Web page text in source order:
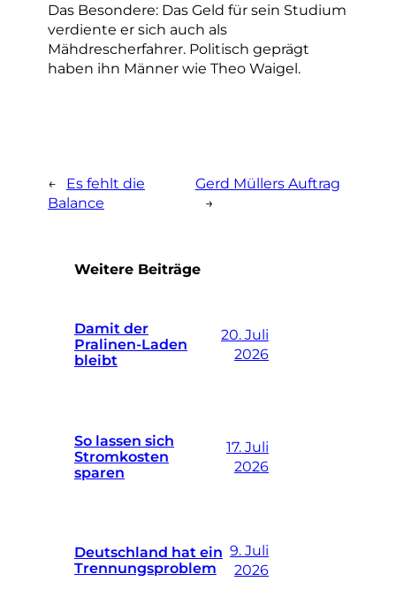
Das Besondere: Das Geld für sein Studium
verdiente er sich auch als
Mähdrescherfahrer. Politisch geprägt
haben ihn Männer wie Theo Waigel.
←
Es fehlt die
Balance
Gerd Müllers Auftrag
→
Weitere Beiträge
Damit der
Pralinen-Laden
bleibt
20. Juli
2026
So lassen sich
Stromkosten
sparen
17. Juli
2026
Deutschland hat ein
Trennungsproblem
9. Juli
2026